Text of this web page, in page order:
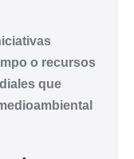
o recursos
que